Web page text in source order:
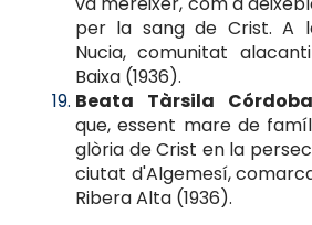
per la sang de Crist. A
Nucia, comunitat
Baixa (1936).
Beata Tàrsila
que, essent mare de
glòria de Crist en la
ciutat d'Algemesí,
Ribera Alta (1936).